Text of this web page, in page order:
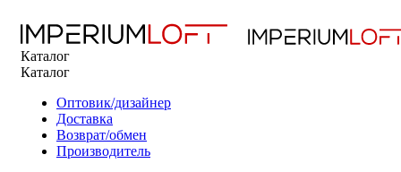
Каталог
Каталог
Оптовик/дизайнер
Доставка
Возврат/обмен
Производитель